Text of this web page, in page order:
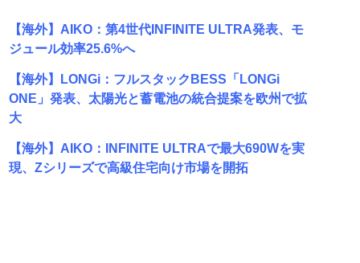
【海外】AIKO：第4世代INFINITE ULTRA発表、モ
ジュール効率25.6%へ
【海外】LONGi：フルスタックBESS「LONGi
ONE」発表、太陽光と蓄電池の統合提案を欧州で拡
大
【海外】AIKO：INFINITE ULTRAで最大690Wを実
現、Zシリーズで高級住宅向け市場を開拓